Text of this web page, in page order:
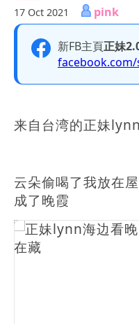
17 Oct 2021 pink
新FB主頁正妹
来自台湾的正妹
云朵偷喝了我放在
成了晚霞